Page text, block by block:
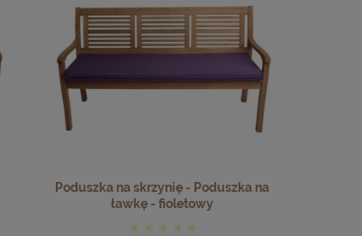
Poduszka na skrzynię - Poduszka na
ławkę - fioletowy